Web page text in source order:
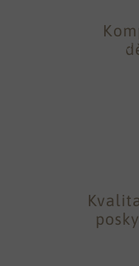
O VÁŠ ÚSMĚV